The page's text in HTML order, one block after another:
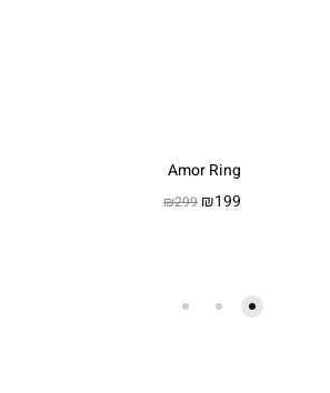
Amor Ring
₪199
₪299